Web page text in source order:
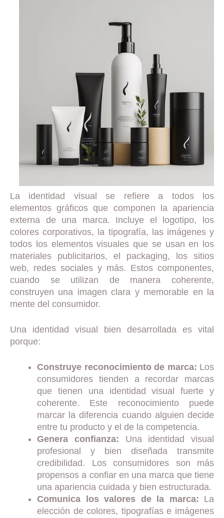
La identidad visual se refiere a todos los
elementos gráficos que componen la apariencia
externa de una marca. Incluye el logotipo, los
colores corporativos, la tipografía, las imágenes y
todos los elementos visuales que se usan en los
materiales publicitarios, el packaging, los sitios
web, redes sociales y más. Estos componentes,
cuando se utilizan de manera coherente,
construyen una imagen clara y memorable en la
mente del consumidor.
Una identidad visual bien desarrollada es vital
porque:
Construye reconocimiento de marca: Los
consumidores tienden a recordar marcas
que tienen una identidad visual fuerte y
coherente. Este reconocimiento puede
marcar la diferencia cuando alguien decide
entre tu producto y el de la competencia.
Genera confianza: Una identidad visual
profesional y bien diseñada transmite
credibilidad. Los consumidores son más
propensos a confiar en una marca que tiene
una apariencia cuidada y bien estructurada.
Comunica los valores de la marca: La
elección de colores, tipografías e imágenes